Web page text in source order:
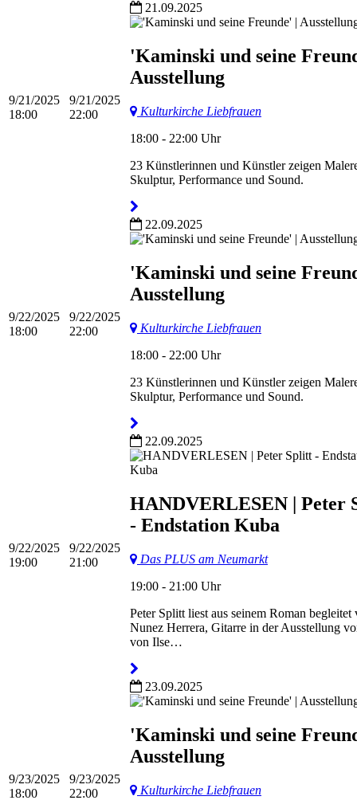
9/21/2025
18:00
9/21/2025
22:00
21.09.2025
'Kaminski und seine
Ausstellung
Kulturkirche Liebfrauen
18:00 - 22:00 Uhr
23 Künstlerinnen und Künstler zeigen
Skulptur, Performance und Sound.
9/22/2025
18:00
9/22/2025
22:00
22.09.2025
'Kaminski und seine
Ausstellung
Kulturkirche Liebfrauen
18:00 - 22:00 Uhr
23 Künstlerinnen und Künstler zeigen
Skulptur, Performance und Sound.
9/22/2025
19:00
9/22/2025
21:00
22.09.2025
HANDVERLESEN | Peter
- Endstation Kuba
Das PLUS am Neumarkt
19:00 - 21:00 Uhr
Peter Splitt liest aus seinem Roman
Nunez Herrera, Gitarre in der Ausstellung
von Ilse…
9/23/2025
18:00
9/23/2025
22:00
23.09.2025
'Kaminski und seine
Ausstellung
Kulturkirche Liebfrauen